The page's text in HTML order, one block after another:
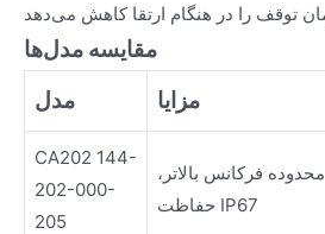
مقایسه مدل‌ها
مدل
مزایا
CA202 144-
202-000-
205
محدوده فرکانس بالاتر،
حفاظت IP67